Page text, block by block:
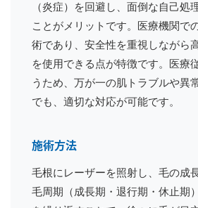
（炎症）を回避し、面倒な自己処
ことがメリットです。医療機関で
術であり、安全性を重視しながら
を使用できる点が特徴です。医療
うため、万が一の肌トラブルや異
でも、適切な対応が可能です。
施術方法
毛根にレーザーを照射し、毛の成
毛周期（成長期・退行期・休止期